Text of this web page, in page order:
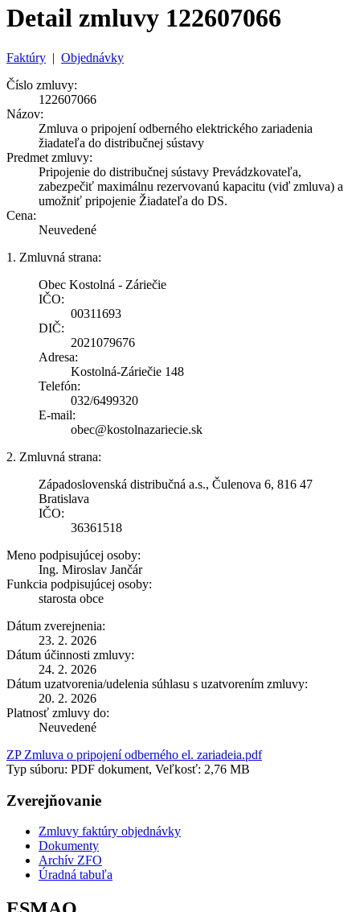
Detail zmluvy 122607066
Faktúry | Objednávky
Číslo zmluvy:
122607066
Názov:
Zmluva o pripojení odberného elektrického zariadenia
žiadateľa do distribučnej sústavy
Predmet zmluvy:
Pripojenie do distribučnej sústavy Prevádzkovateľa,
zabezpečiť maximálnu rezervovanú kapacitu (viď zmluva) a
umožniť pripojenie Žiadateľa do DS.
Cena:
Neuvedené
1. Zmluvná strana:
Obec Kostolná - Záriečie
IČO:
00311693
DIČ:
2021079676
Adresa:
Kostolná-Záriečie 148
Telefón:
032/6499320
E-mail:
obec@kostolnazariecie.sk
2. Zmluvná strana:
Západoslovenská distribučná a.s., Čulenova 6, 816 47
Bratislava
IČO:
36361518
Meno podpisujúcej osoby:
Ing. Miroslav Jančár
Funkcia podpisujúcej osoby:
starosta obce
Dátum zverejnenia:
23. 2. 2026
Dátum účinnosti zmluvy:
24. 2. 2026
Dátum uzatvorenia/udelenia súhlasu s uzatvorením zmluvy:
20. 2. 2026
Platnosť zmluvy do:
Neuvedené
ZP Zmluva o pripojení odberného el. zariadeia.pdf
Typ súboru: PDF dokument, Veľkosť: 2,76 MB
Zverejňovanie
Zmluvy faktúry objednávky
Dokumenty
Archív ZFO
Úradná tabuľa